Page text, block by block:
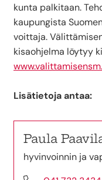
kunta palkitaan.
kaupungista
voittaja.
kisaohjelma löytyy
Lisätietoja antaa:
Paula
hyvinvoinnin ja